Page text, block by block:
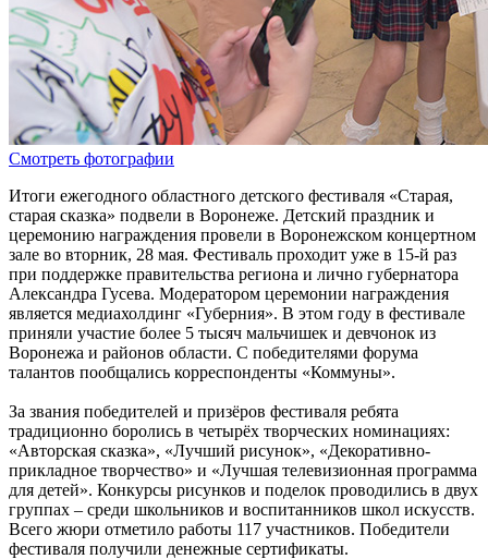
Смотреть фотографии
Итоги ежегодного областного детского фестиваля «Старая,
старая сказка» подвели в Воронеже. Детский праздник и
церемонию награждения провели в Воронежском концертном
зале во вторник, 28 мая. Фестиваль проходит уже в 15-й раз
при поддержке правительства региона и лично губернатора
Александра Гусева. Модератором церемонии награждения
является медиахолдинг «Губерния». В этом году в фестивале
приняли участие более 5 тысяч мальчишек и девчонок из
Воронежа и районов области. С победителями форума
талантов пообщались корреспонденты «Коммуны».
За звания победителей и призёров фестиваля ребята
традиционно боролись в четырёх творческих номинациях:
«Авторская сказка», «Лучший рисунок», «Декоративно-
прикладное творчество» и «Лучшая телевизионная программа
для детей». Конкурсы рисунков и поделок проводились в двух
группах – среди школьников и воспитанников школ искусств.
Всего жюри отметило работы 117 участников. Победители
фестиваля получили денежные сертификаты.